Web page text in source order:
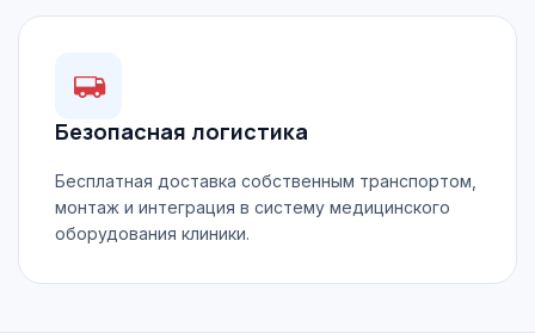
Безопасная логистика
Бесплатная доставка собственным транспортом,
монтаж и интеграция в систему медицинского
оборудования клиники.